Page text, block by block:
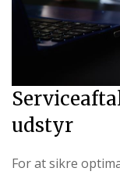
udstyr
For at sikre